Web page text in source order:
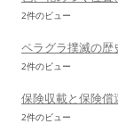
2件のビュー
ペラグラ撲滅の歴
2件のビュー
保険収載と保険償
2件のビュー